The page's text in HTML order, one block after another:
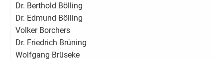
Dr. Berthold Bölling
Dr. Edmund Bölling
Volker Borchers
Dr. Friedrich Brüning
Wolfgang Brüseke